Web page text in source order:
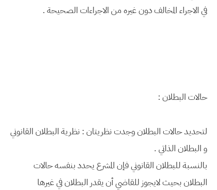
في الاجراء المخالف دون غيره من الاجراءات الصحيحة .
حالات البطلان :
لتحديد حالات البطلان وجدت نظريتان : نظرية البطلان القانوني
و البطلان الذاتي .
بالنسبة للبطلان القانوني فإن المشرع يحدد بنفسه حالات
البطلان بحيث لايجوز للقاضي أن يقدر البطلان في غيرها